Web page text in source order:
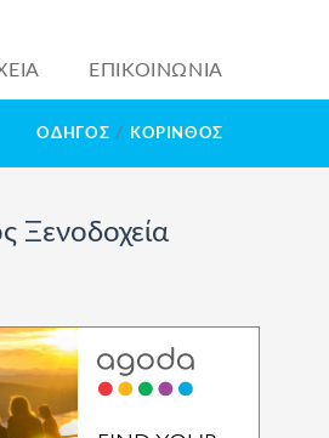
ΕΠΙΚΟΙΝΩΝΙΑ
ΟΔΗΓΟΣ ΚΌΡΙΝΘΟΣ
Ξενοδοχεία